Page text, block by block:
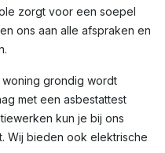
zorgt voor een soepel
ons aan alle afspraken en
grondig wordt
met een asbestattest
kun je bij ons
Wij bieden ook elektrische